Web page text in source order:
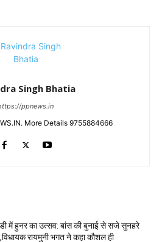
Singh Bhatia
ppnews.in
More Details 9755884666
में हुनर का उत्सव: बांस की बुनाई से सजे सुनहरे
रायमुनी भगत ने कहा कौशल ही